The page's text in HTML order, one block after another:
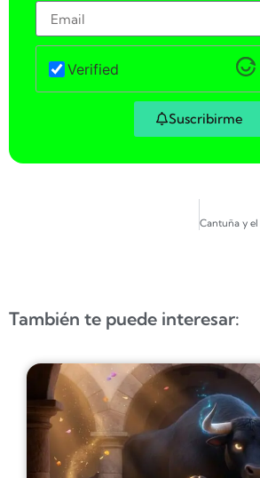
Verified
Suscribirme
Cantuña y
También te puede interesar: